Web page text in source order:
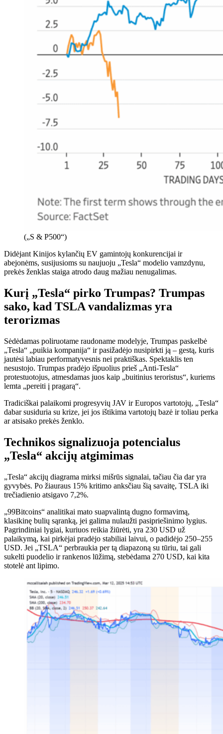
(„S & P500“)
Didėjant Kinijos kylančių EV gamintojų konkurencijai ir
abejonėms, susijusioms su naujuoju „Tesla“ modelio vamzdynu,
prekės ženklas staiga atrodo daug mažiau nenugalimas.
Kurį „Tesla“ pirko Trumpas? Trumpas
sako, kad TSLA vandalizmas yra
terorizmas
Sėdėdamas poliruotame raudoname modelyje, Trumpas paskelbė
„Tesla“ „puikia kompanija“ ir pasižadėjo nusipirkti ją – gestą, kuris
jautėsi labiau performatyvesnis nei praktiškas. Spektaklis ten
nesustojo. Trumpas pradėjo išpuolius prieš „Anti-Tesla“
protestuotojus, atmesdamas juos kaip „buitinius teroristus“, kuriems
lemta „pereiti į pragarą“.
Tradiciškai palaikomi progresyvių JAV ir Europos vartotojų, „Tesla“
dabar susiduria su krize, jei jos ištikima vartotojų bazė ir toliau perka
ar atsisako prekės ženklo.
Technikos signalizuoja potencialus
„Tesla“ akcijų atgimimas
„Tesla“ akcijų diagrama mirksi mišrūs signalai, tačiau čia dar yra
gyvybės. Po žiauraus 15% kritimo anksčiau šią savaitę, TSLA iki
trečiadienio atsigavo 7,2%.
„99Bitcoins“ analitikai mato suapvalintą dugno formavimą,
klasikinę bulių sąranką, jei galima nulaužti pasipriešinimo lygius.
Pagrindiniai lygiai, kuriuos reikia žiūrėti, yra 230 USD už
palaikymą, kai pirkėjai pradėjo stabiliai laivui, o padidėjo 250–255
USD. Jei „TSLA“ perbraukia per tą diapazoną su tūriu, tai gali
sukelti puodelio ir rankenos lūžimą, stebėdama 270 USD, kai kita
stotelė ant lipimo.